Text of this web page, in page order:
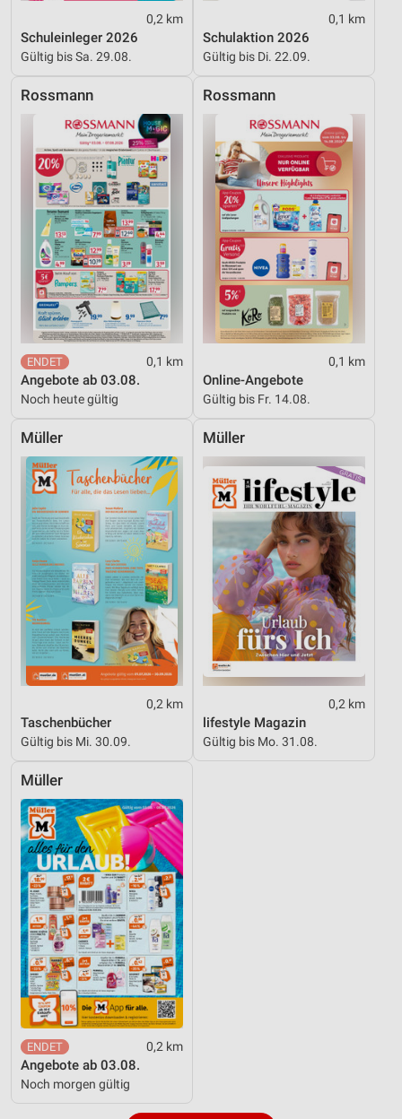
0,2 km
Schuleinleger 2026
Gültig bis Sa. 29.08.
0,1 km
Schulaktion 2026
Gültig bis Di. 22.09.
Rossmann
0,1 km
Angebote ab 03.08.
Noch heute gültig
Rossmann
0,1 km
Online-Angebote
Gültig bis Fr. 14.08.
Müller
0,2 km
Taschenbücher
Gültig bis Mi. 30.09.
Müller
0,2 km
lifestyle Magazin
Gültig bis Mo. 31.08.
Müller
0,2 km
Angebote ab 03.08.
Noch morgen gültig
Nicht-IAB-Verarbeitungszwecke:
Notwendig
Performance
Funktional
Werbung